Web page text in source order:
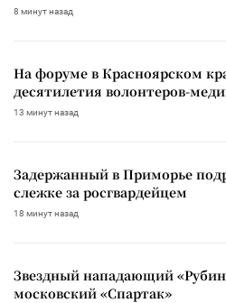
8 минут назад
На форуме в Красноярском
десятилетия волонтеров-
13 минут назад
Задержанный в Приморье
слежке за росгвардейцем
18 минут назад
Звездный нападающий
московский «Спартак»